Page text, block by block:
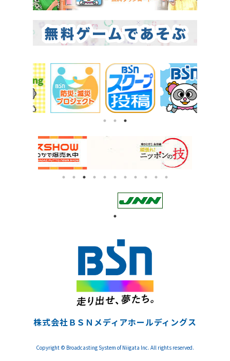
株式会社ＢＳＮメディアホールディングス
Copyright © Broadcasting System of Niigata Inc. All rights reserved.